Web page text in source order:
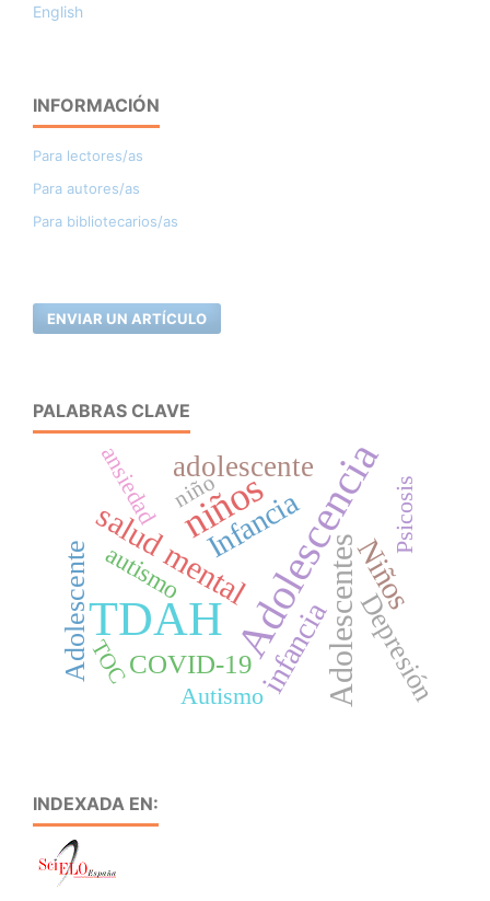
English
INFORMACIÓN
Para lectores/as
Para autores/as
Para bibliotecarios/as
ENVIAR UN ARTÍCULO
PALABRAS CLAVE
TDAHAdolescencia
niños
Adolescentes
salud mentalInfancia
Niños
infancia
adolescente
Adolescente Depresión
COVID-19
autismo
Autismo
Psicosis
ansiedad
TOC
niño
INDEXADA EN: